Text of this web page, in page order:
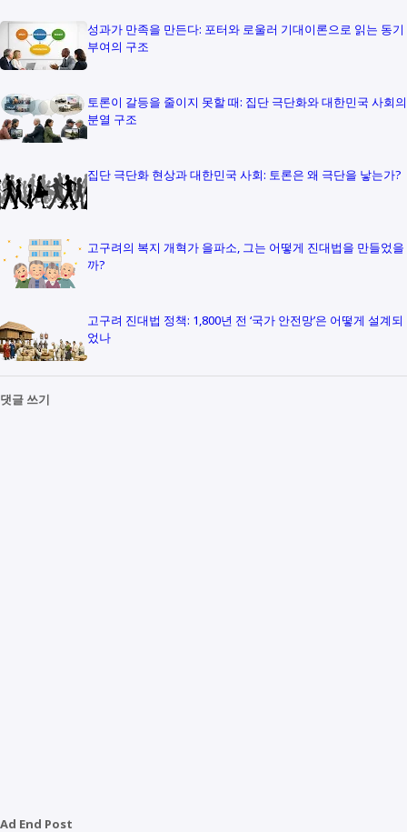
성과가 만족을 만든다: 포터와 로울러 기대이론으로 읽는 동기
부여의 구조
토론이 갈등을 줄이지 못할 때: 집단 극단화와 대한민국 사회의
분열 구조
집단 극단화 현상과 대한민국 사회: 토론은 왜 극단을 낳는가?
고구려의 복지 개혁가 을파소, 그는 어떻게 진대법을 만들었을
까?
고구려 진대법 정책: 1,800년 전 ‘국가 안전망’은 어떻게 설계되
었나
댓글 쓰기
Ad End Post